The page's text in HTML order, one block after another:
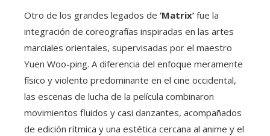
Otro de los grandes legados de ‘Matrix’ fue la
integración de coreografías inspiradas en las artes
marciales orientales, supervisadas por el maestro
Yuen Woo-ping. A diferencia del enfoque meramente
físico y violento predominante en el cine occidental,
las escenas de lucha de la película combinaron
movimientos fluidos y casi danzantes, acompañados
de edición rítmica y una estética cercana al anime y el